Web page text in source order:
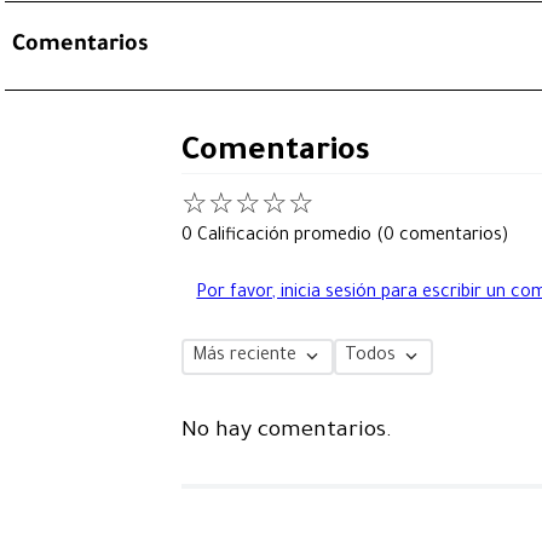
Comentarios
Comentarios
☆☆☆☆☆
0 Calificación promedio (0 comentarios)
Por favor, inicia sesión para escribir un
Más reciente Todos
No hay comentarios.